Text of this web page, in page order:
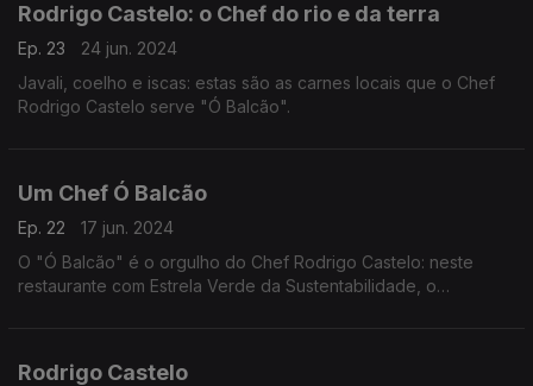
Rodrigo Castelo: o Chef do rio e da terra
Ep. 23
24 jun. 2024
Javali, coelho e iscas: estas são as carnes locais que o Chef
Rodrigo Castelo serve "Ó Balcão".
Um Chef Ó Balcão
Ep. 22
17 jun. 2024
O "Ó Balcão" é o orgulho do Chef Rodrigo Castelo: neste
restaurante com Estrela Verde da Sustentabilidade, o
Rodrigo Castelo